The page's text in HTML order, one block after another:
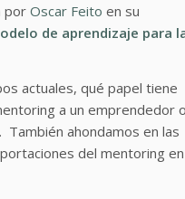
por Oscar Feito en su
de aprendizaje para
actuales, qué papel tiene
a un emprendedor
ahondamos en las
del mentoring en